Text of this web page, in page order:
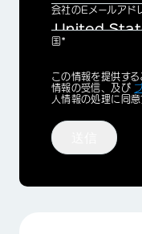
会社のEメールアド
国*
Privacy
Optin
この情報を提供す
情報の受信、及び
人情報の処理に同意